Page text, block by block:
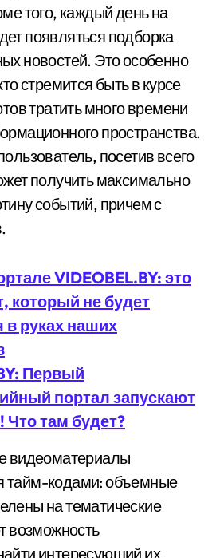
того, каждый день на
появляться подборка
новостей. Это особенно
стремится быть в курсе
тратить много времени
пространства.
посетив всего
получить максимально
событий, причем с
VIDEOBEL.BY: это
который не будет
в руках наших
Первый
портал запускают
Что там будет?
видеоматериалы
тайм-кодами: объемные
на тематические
возможность
интересующий их